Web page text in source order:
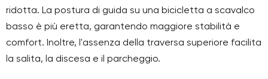
ridotta. La postura di guida su una bicicletta a scavalco
basso è più eretta, garantendo maggiore stabilità e
comfort. Inoltre, l'assenza della traversa superiore facilita
la salita, la discesa e il parcheggio.